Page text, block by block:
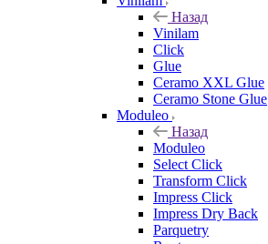
Назад
Vinilam
Click
Glue
Ceramo XXL Glue
Ceramo Stone Glue
Moduleo
Назад
Moduleo
Select Click
Transform Click
Impress Click
Impress Dry Back
Parquetry